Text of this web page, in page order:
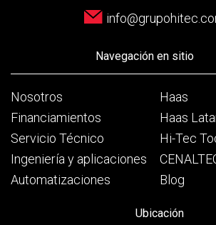
Navegación en sitio
Nosotros
Financiamientos
Servicio Técnico
Ingeniería y aplicaciones
Automatizaciones
Haas
Haas
Hi-Tec
Blog
Ubicación